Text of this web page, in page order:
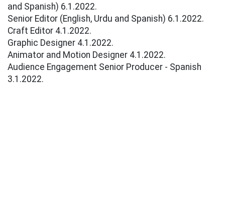
and Spanish) 6.1.2022.
Senior Editor (English, Urdu and Spanish) 6.1.2022.
Craft Editor 4.1.2022.
Graphic Designer 4.1.2022.
Animator and Motion Designer 4.1.2022.
Audience Engagement Senior Producer - Spanish
3.1.2022.